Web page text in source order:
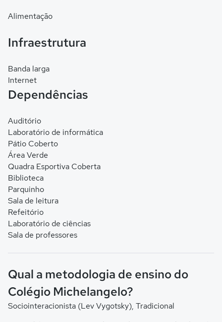
Alimentação
Infraestrutura
Banda larga
Internet
Dependências
Auditório
Laboratório de informática
Pátio Coberto
Área Verde
Quadra Esportiva Coberta
Biblioteca
Parquinho
Sala de leitura
Refeitório
Laboratório de ciências
Sala de professores
Qual a metodologia de ensino do
Colégio Michelangelo?
Sociointeracionista (Lev Vygotsky), Tradicional